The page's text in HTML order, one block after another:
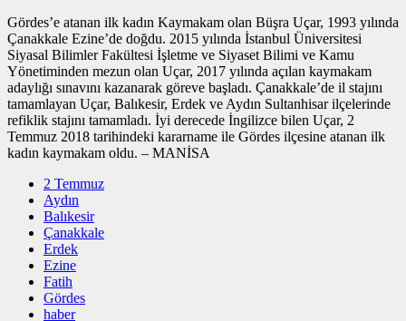
Gördes’e atanan ilk kadın Kaymakam olan Büşra Uçar, 1993 yılında
Çanakkale Ezine’de doğdu. 2015 yılında İstanbul Üniversitesi
Siyasal Bilimler Fakültesi İşletme ve Siyaset Bilimi ve Kamu
Yönetiminden mezun olan Uçar, 2017 yılında açılan kaymakam
adaylığı sınavını kazanarak göreve başladı. Çanakkale’de il stajını
tamamlayan Uçar, Balıkesir, Erdek ve Aydın Sultanhisar ilçelerinde
refiklik stajını tamamladı. İyi derecede İngilizce bilen Uçar, 2
Temmuz 2018 tarihindeki kararname ile Gördes ilçesine atanan ilk
kadın kaymakam oldu. – MANİSA
2 Temmuz
Aydın
Balıkesir
Çanakkale
Erdek
Ezine
Fatih
Gördes
haber